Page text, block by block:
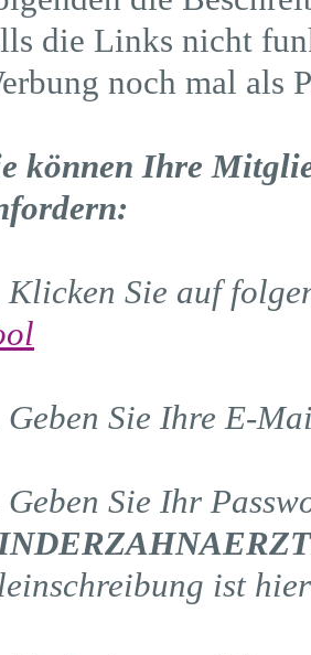
die Links nicht
noch mal als
können Ihre
Klicken Sie auf
Geben Sie Ihre E-
Geben Sie Ihr
ist